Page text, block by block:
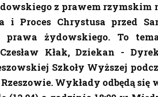
z prawem rzymskim
i Proces Chrystusa przed
prawa żydowskiego. To
Kłak, Dziekan -
Szkoły Wyższej
Wykłady odbędą się